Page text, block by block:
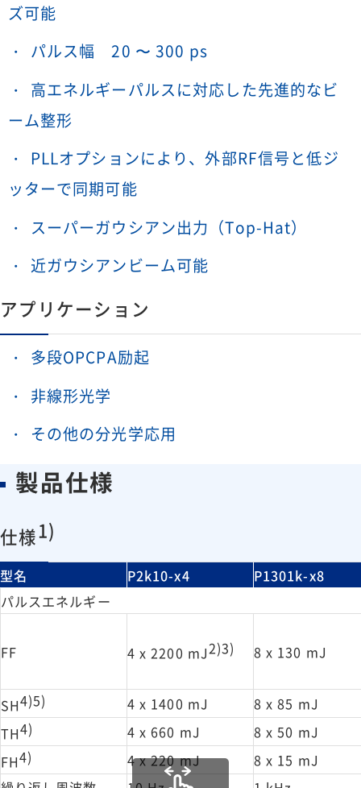
ズ可能
パルス幅 20 〜 300 ps
高エネルギーパルスに対応した先進的なビ
ーム整形
PLLオプションにより、外部RF信号と低ジ
ッターで同期可能
スーパーガウシアン出力（Top-Hat）
近ガウシアンビーム可能
アプリケーション
多段OPCPA励起
非線形光学
その他の分光学応用
製品仕様
仕様1)
型名 P2k10-x4
P1301k-x8
パルスエネルギー
FF 4 x 2200 mJ2)3) 8 x 130 mJ
SH4)5) 4 x 1400 mJ
8 x 85 mJ
TH4) 4 x 660 mJ
8 x 50 mJ
FH4) 4 x 220 mJ
8 x 15 mJ